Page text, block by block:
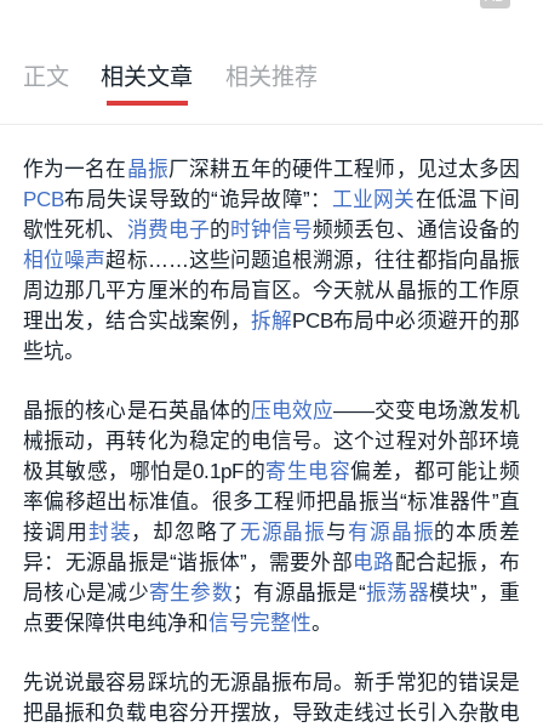
正文 相关文章 相关推荐
作为一名在晶振厂深耕五年的硬件工程师，见过太多因
PCB布局失误导致的“诡异故障”： 工业网关在低温下间
歇性死机、 消费电子的时钟信号频频丢包、通信设备的
相位噪声超标……这些问题追根溯源，往往都指向晶振
周边那几平方厘米的布局盲区。今天就从晶振的工作原
理出发，结合实战案例， 拆解PCB布局中必须避开的那
些坑。
晶振的核心是石英晶体的压电效应——交变电场激发机
械振动，再转化为稳定的电信号。这个过程对外部环境
极其敏感，哪怕是0.1pF的寄生电容偏差，都可能让频
率偏移超出标准值。很多工程师把晶振当“标准器件”直
接调用 封装 ，却忽略了无源晶振与 有源晶振的本质差
异：无源晶振是“谐振体”，需要外部电路配合起振，布
局核心是减少寄生参数 ；有源晶振是“振荡器模块”，重
点要保障供电纯净和信号完整性。
先说说最容易踩坑的无源晶振布局。新手常犯的错误是
把晶振和负载电容分开摆放，导致走线过长引入杂散电